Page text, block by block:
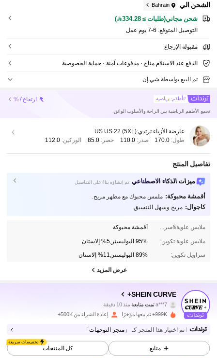
الشحن الي Bahrain
شحن مجاني(طلبات ≥ 334.28)
التوصيل المتوقع: 6-7 يوم عمل
مقبولة الإرجاع
الدفع عند الاستلام متاح · مدفوعات آمنة · حماية الخصوصية
تم البيع بواسطة شي إن
#أطقم_رياضية ارتفاع %7
تجمع الأطقم الرياضية بين الراحة والأسلوب الواثق.
عارضة الأزياء ترتدي:US US 22 (5XL)
طول: 170.0 صدر:110.0 خصر: 85.0 الوركين: 112.0
تفاصيل المنتج
ميزات الذكاء الاصطناعي تم إنشاؤه بناءً على التفاصيل
أقمشة محبوكة: ملمس محبوك مع مظهر مريح.
كاجوال: مريح وسهل التنسيق.
ملابس علوية&سراويل المواد: أقمشة محبوكة
ملابس علوية تكوين: 95% البوليستر,5% إلاستان
سراويل تكوين: 89% البوليستر,11% إلاستان
عرض المزيد
SHEIN CURVE+
a***7تمت متابعةمنذ 10 دقيقة
j***nتتصفح
4.83
514K متابعون
4.83 514K متابعون
999K+ تم بيعها مؤخرًا إعادة الشراء من 500K+
تم اختيار هذا المتجر كـ 「متجر التوجهات」
متابع
تخفيضات سريعة
كل المنتجات